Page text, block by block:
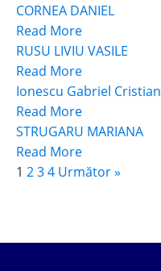
CORNEA DANIEL
Read More
RUSU LIVIU VASILE
Read More
Ionescu Gabriel Cristian
Read More
STRUGARU MARIANA
Read More
1 234 Următor »